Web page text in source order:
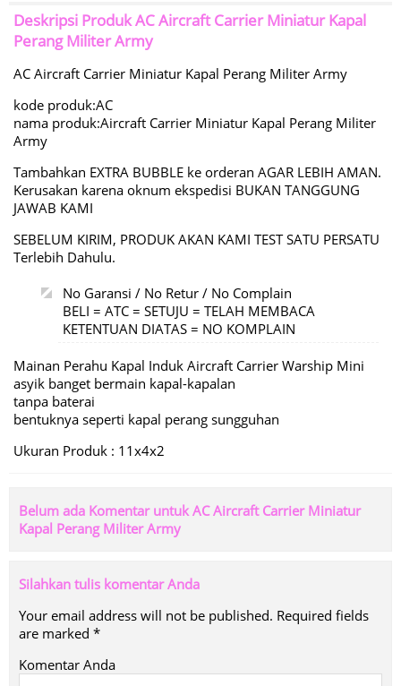
Deskripsi ProdukAC Aircraft Carrier Miniatur Kapal
Perang Militer Army
AC Aircraft Carrier Miniatur Kapal Perang Militer Army
kode produk:AC
nama produk:Aircraft Carrier Miniatur Kapal Perang Militer
Army
Tambahkan EXTRA BUBBLE ke orderan AGAR LEBIH AMAN.
Kerusakan karena oknum ekspedisi BUKAN TANGGUNG
JAWAB KAMI
SEBELUM KIRIM, PRODUK AKAN KAMI TEST SATU PERSATU
Terlebih Dahulu.
No Garansi / No Retur / No Complain
BELI = ATC = SETUJU = TELAH MEMBACA
KETENTUAN DIATAS = NO KOMPLAIN
Mainan Perahu Kapal Induk Aircraft Carrier Warship Mini
asyik banget bermain kapal-kapalan
tanpa baterai
bentuknya seperti kapal perang sungguhan
Ukuran Produk : 11x4x2
Belum ada Komentar untuk AC Aircraft Carrier Miniatur
Kapal Perang Militer Army
Silahkan tulis komentar Anda
Your email address will not be published. Required fields
are marked *
Komentar Anda